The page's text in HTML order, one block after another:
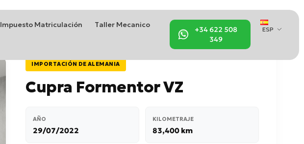
Impuesto Matriculación Taller Mecanico
+34 622 508
349
ESP
IMPORTACIÓN DE ALEMANIA
Cupra Formentor VZ
AÑO
29/07/2022
KILOMETRAJE
83,400 km